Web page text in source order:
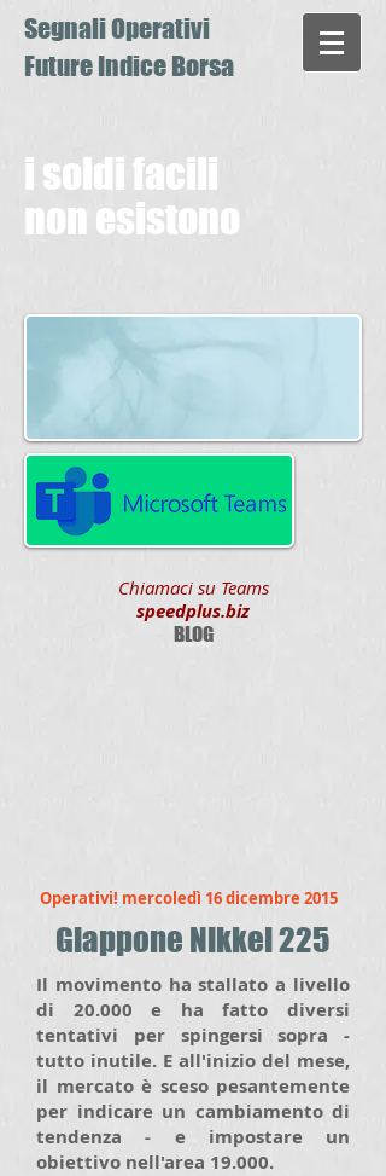
Segnali Operativi
Future Indice Borsa
i soldi facili
non esistono
Chiamaci su Teams
speedplus.biz
BLOG
Operativi! mercoledì 16 dicembre 2015
Giappone Nikkei 225
Il movimento ha stallato a livello
di 20.000 e ha fatto diversi
tentativi per spingersi sopra -
tutto inutile. E all'inizio del mese,
il mercato è sceso pesantemente
per indicare un cambiamento di
tendenza - e impostare un
obiettivo nell'area 19.000.